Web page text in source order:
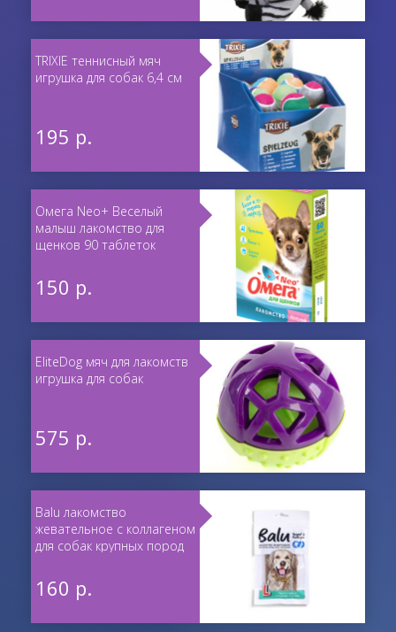
TRIXIE теннисный мяч
игрушка для собак 6,4 см
195 р.
Омега Neo+ Веселый
малыш лакомство для
щенков 90 таблеток
150 р.
EliteDog мяч для лакомств
игрушка для собак
575 р.
Balu лакомство
жевательное с коллагеном
для собак крупных пород
160 р.